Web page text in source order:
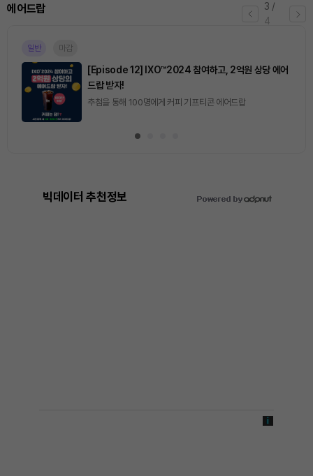
3 /
4
에어드랍
일반 마감
[Episode 12] IXO™2024 참여하고, 2억원 상당 에어
드랍 받자!
추첨을 통해 100명에게 커피 기프티콘 에어드랍
빅데이터 추천정보